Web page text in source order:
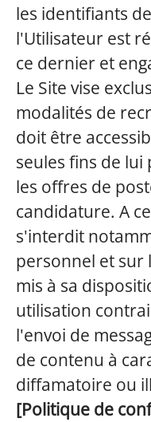
les identifiants
l'Utilisateur est
ce dernier et
Le Site vise
modalités de
doit être
seules fins de
les offres de
candidature. A
s'interdit
personnel et sur
mis à sa
utilisation
l'envoi de
de contenu à
diffamatoire ou
[Politique de